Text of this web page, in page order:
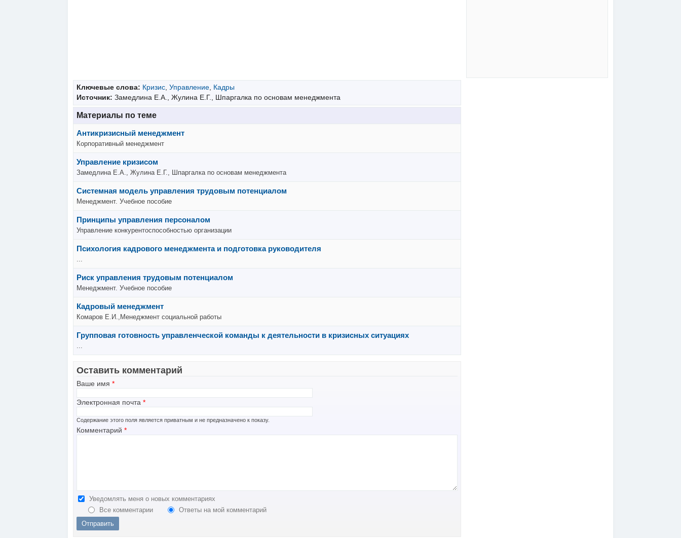
Ключевые слова: Кризис, Управление, Кадры
Источник: Замедлина Е.А., Жулина Е.Г., Шпаргалка по основам менеджмента
Материалы по теме
Антикризисный менеджмент
Корпоративный менеджмент
Управление кризисом
Замедлина Е.А., Жулина Е.Г., Шпаргалка по основам менеджмента
Системная модель управления трудовым потенциалом
Менеджмент. Учебное пособие
Принципы управления персоналом
Управление конкурентоспособностью организации
Психология кадрового менеджмента и подготовка руководителя
Риск управления трудовым потенциалом
Менеджмент. Учебное пособие
Кадровый менеджмент
Комаров Е.И.,Менеджмент социальной работы
Групповая готовность управленческой команды к деятельности в кризисных ситуациях
Оставить комментарий
Ваше имя *
Электронная почта *
Содержание этого поля является приватным и не предназначено к показу.
Комментарий *
Уведомлять меня о новых комментариях
Все комментарии
Ответы на мой комментарий